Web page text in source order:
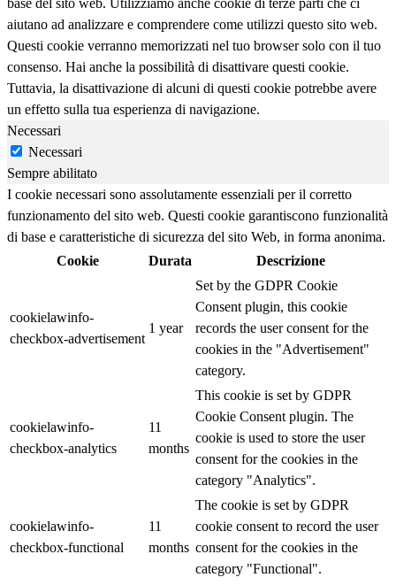
base del sito web. Utilizziamo anche cookie di terze parti che ci
aiutano ad analizzare e comprendere come utilizzi questo sito web.
Questi cookie verranno memorizzati nel tuo browser solo con il tuo
consenso. Hai anche la possibilità di disattivare questi cookie.
Tuttavia, la disattivazione di alcuni di questi cookie potrebbe avere
un effetto sulla tua esperienza di navigazione.
Necessari
Necessari
Sempre abilitato
I cookie necessari sono assolutamente essenziali per il corretto
funzionamento del sito web. Questi cookie garantiscono funzionalità
di base e caratteristiche di sicurezza del sito Web, in forma anonima.
Cookie
Durata Descrizione
cookielawinfo-
checkbox-advertisement
1 year
Set by the GDPR Cookie
Consent plugin, this cookie
records the user consent for the
cookies in the "Advertisement"
category.
cookielawinfo-
checkbox-analytics
11
months
This cookie is set by GDPR
Cookie Consent plugin. The
cookie is used to store the user
consent for the cookies in the
category "Analytics".
cookielawinfo-
checkbox-functional
11
months
The cookie is set by GDPR
cookie consent to record the user
consent for the cookies in the
category "Functional".